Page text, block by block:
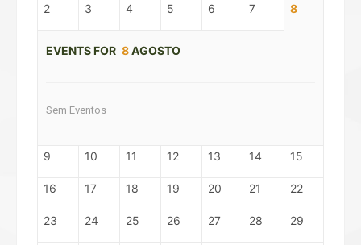
2 3 4 5 6 7 8
EVENTS FOR 8AGOSTO
Sem Eventos
9 10 11 12 13 14 15
16 17 18 19 20 21 22
23 24 25 26 27 28 29